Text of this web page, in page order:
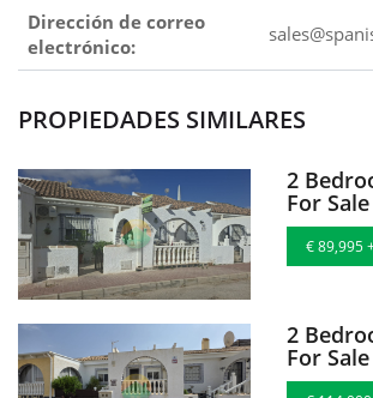
Dirección de correo
electrónico:
PROPIEDADES SIMILARES
2
For Sale
€ 89,995
2
For Sale